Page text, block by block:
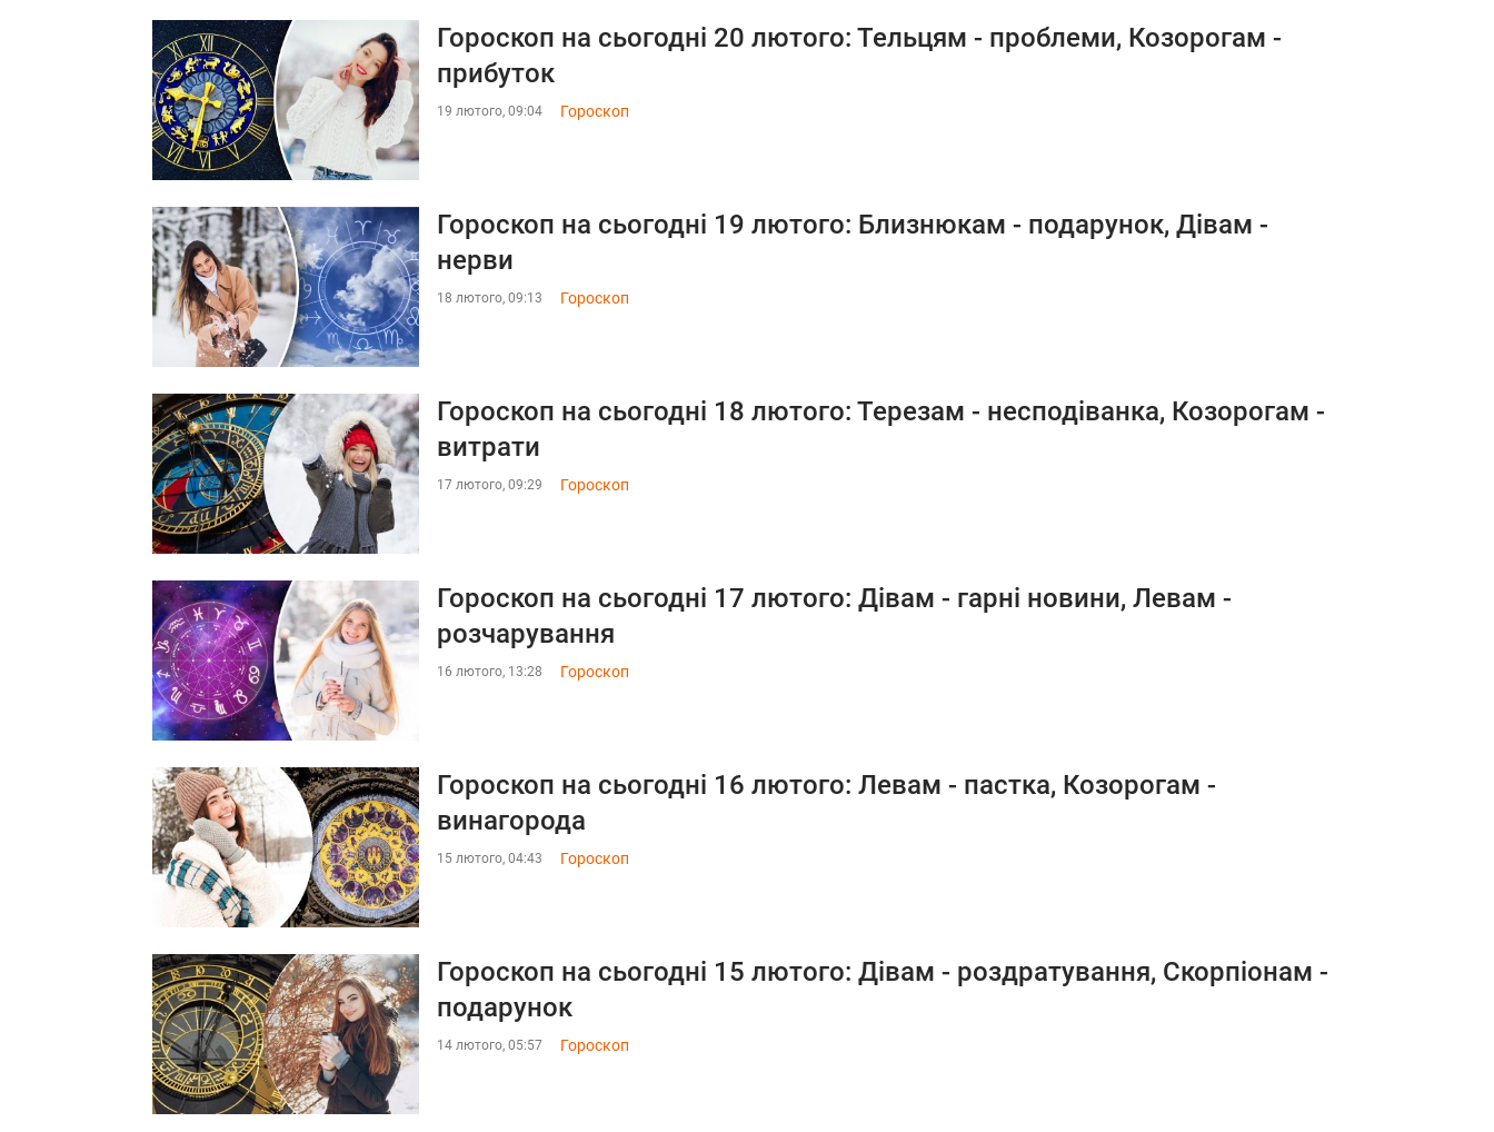
Гороскоп на сьогодні 20 лютого: Тельцям - проблеми, Козорогам -
прибуток
19 лютого, 09:04 Гороскоп
Гороскоп на сьогодні 19 лютого: Близнюкам - подарунок, Дівам -
нерви
18 лютого, 09:13 Гороскоп
Гороскоп на сьогодні 18 лютого: Терезам - несподіванка, Козорогам -
витрати
17 лютого, 09:29 Гороскоп
Гороскоп на сьогодні 17 лютого: Дівам - гарні новини, Левам -
розчарування
16 лютого, 13:28 Гороскоп
Гороскоп на сьогодні 16 лютого: Левам - пастка, Козорогам -
винагорода
15 лютого, 04:43 Гороскоп
Гороскоп на сьогодні 15 лютого: Дівам - роздратування, Скорпіонам -
подарунок
14 лютого, 05:57 Гороскоп